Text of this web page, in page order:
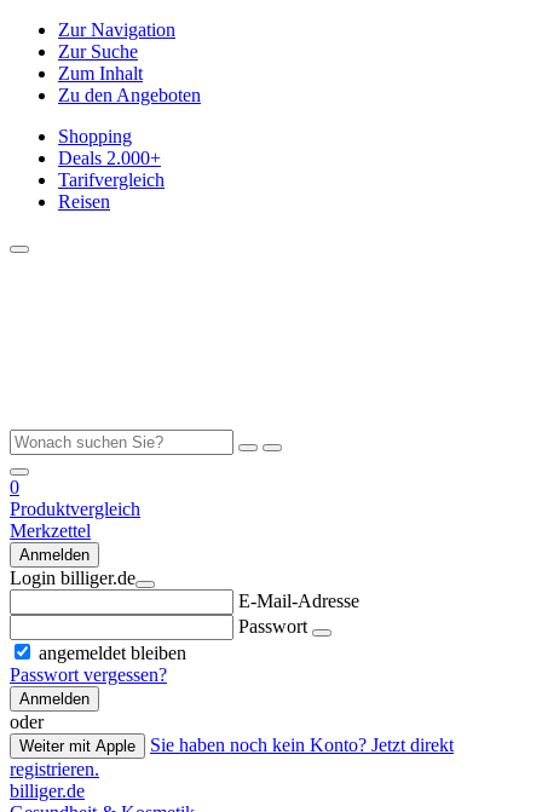
Zur Navigation
Zur Suche
Zum Inhalt
Zu den Angeboten
Shopping
Deals 2.000+
Tarifvergleich
Reisen
0
Produktvergleich
Merkzettel
Anmelden
Login billiger.de
E-Mail-Adresse
Passwort
angemeldet bleiben
Passwort vergessen?
Anmelden
oder
Weiter mit Apple
Sie haben noch kein Konto? Jetzt direkt
registrieren.
billiger.de